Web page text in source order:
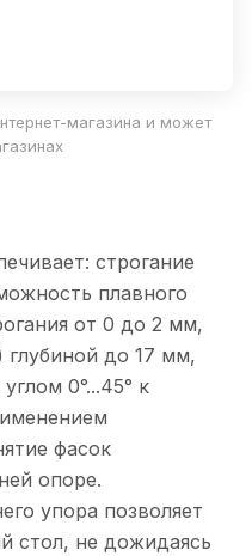
магазина и может
строгание
плавного
от 0 до 2 мм,
глубиной до 17 мм,
0°...45° к
фасок
опоре.
упора позволяет
стол, не дожидаясь